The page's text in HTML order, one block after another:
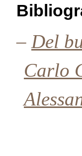
– Del
Carlo